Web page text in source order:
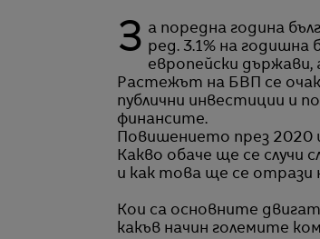
За поредна година българската икономика реализира ръст на БВП от над 3% (бел. ред. 3.1% на
европейски
Растежът на БВП се
публични инвестиции и
финансите.
Повишението през 2020 и
Какво обаче ще се случи
и как това ще се отрази
Кои са основните
какъв начин големите